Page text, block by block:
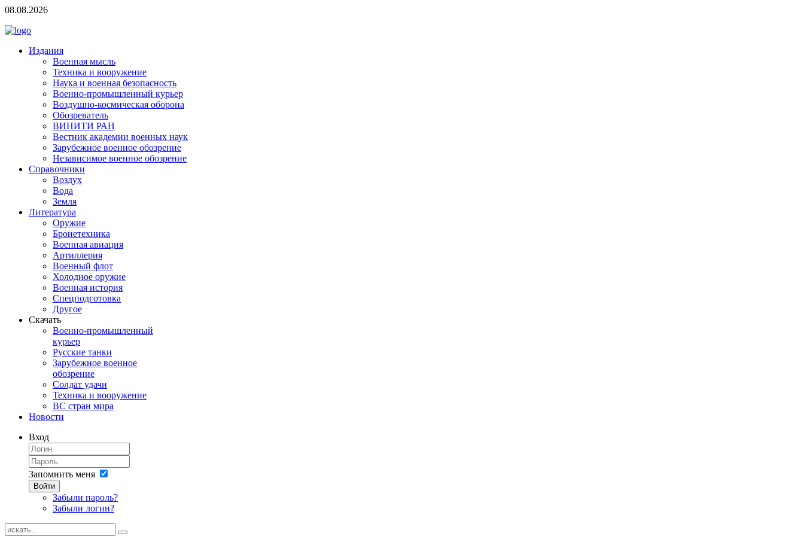
08.08.2026
Издания
Военная мысль
Техника и вооружение
Наука и военная безопасность
Военно-промышленный курьер
Воздушно-космическая оборона
Обозреватель
ВИНИТИ РАН
Вестник академии военных наук
Зарубежное военное обозрение
Независимое военное обозрение
Справочники
Воздух
Вода
Земля
Литература
Оружие
Бронетехника
Военная авиация
Артиллерия
Военный флот
Холодное оружие
Военная история
Спецподготовка
Другое
Скачать
Военно-промышленный
курьер
Русские танки
Зарубежное военное
обозрение
Солдат удачи
Техника и вооружение
ВС стран мира
Новости
Вход
Запомнить меня
Войти
Забыли пароль?
Забыли логин?